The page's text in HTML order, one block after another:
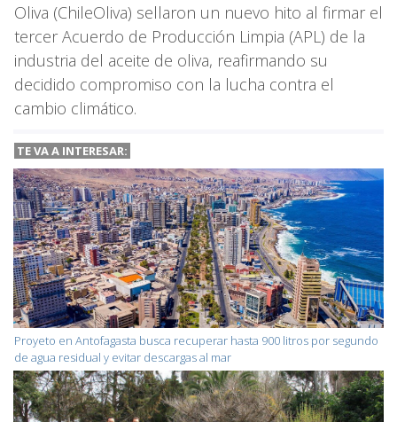
Oliva (ChileOliva) sellaron un nuevo hito al firmar el
tercer Acuerdo de Producción Limpia (APL) de la
industria del aceite de oliva, reafirmando su
decidido compromiso con la lucha contra el
cambio climático.
TE VA A INTERESAR:
Proyeto en Antofagasta busca recuperar hasta 900 litros por segundo
de agua residual y evitar descargas al mar